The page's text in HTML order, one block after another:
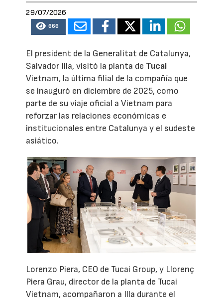
29/07/2026
666
El president de la Generalitat de Catalunya,
Salvador Illa, visitó la planta de Tucai
Vietnam, la última filial de la compañía que
se inauguró en diciembre de 2025, como
parte de su viaje oficial a Vietnam para
reforzar las relaciones económicas e
institucionales entre Catalunya y el sudeste
asiático.
Lorenzo Piera, CEO de Tucai Group, y Llorenç
Piera Grau, director de la planta de Tucai
Vietnam, acompañaron a Illa durante el